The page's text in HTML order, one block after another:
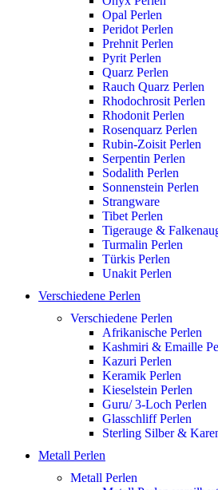
Opal Perlen
Peridot Perlen
Prehnit Perlen
Pyrit Perlen
Quarz Perlen
Rauch Quarz Perlen
Rhodochrosit Perlen
Rhodonit Perlen
Rosenquarz Perlen
Rubin-Zoisit Perlen
Serpentin Perlen
Sodalith Perlen
Sonnenstein Perlen
Strangware
Tibet Perlen
Tigerauge &
Turmalin Perlen
Türkis Perlen
Unakit Perlen
Verschiedene Perlen
Verschiedene Perlen
Afrikanische Perlen
Kashmiri & Emaille
Kazuri Perlen
Keramik Perlen
Kieselstein Perlen
Guru/ 3-Loch Perlen
Glasschliff Perlen
Sterling Silber &
Metall Perlen
Metall Perlen